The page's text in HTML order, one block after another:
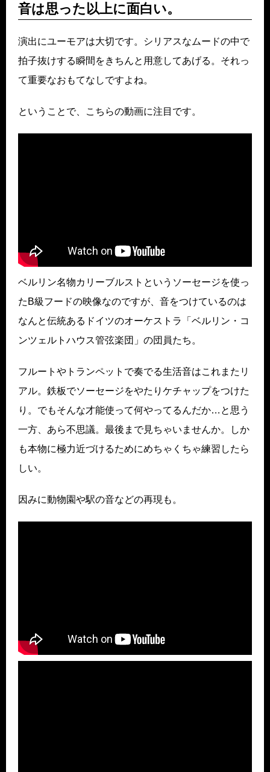
音は思った以上に面白い。
演出にユーモアは大切です。シリアスなムードの中で
拍子抜けする瞬間をきちんと用意してあげる。それっ
て重要なおもてなしですよね。
ということで、こちらの動画に注目です。
ベルリン名物カリーブルストというソーセージを使っ
たB級フードの映像なのですが、音をつけているのは
なんと伝統あるドイツのオーケストラ「ベルリン・コ
ンツェルトハウス管弦楽団」の団員たち。
フルートやトランペットで奏でる生活音はこれまたリ
アル。鉄板でソーセージをやたりケチャップをつけた
り。でもそんな才能使って何やってるんだか…と思う
一方、あら不思議。最後まで見ちゃいませんか。しか
も本物に極力近づけるためにめちゃくちゃ練習したら
しい。
因みに動物園や駅の音などの再現も。